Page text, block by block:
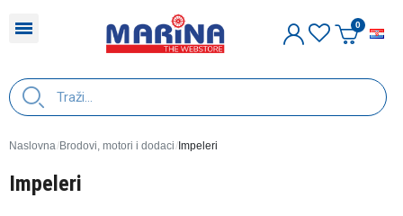
Naslovna Brodovi, motori i dodaci Impeleri
Impeleri